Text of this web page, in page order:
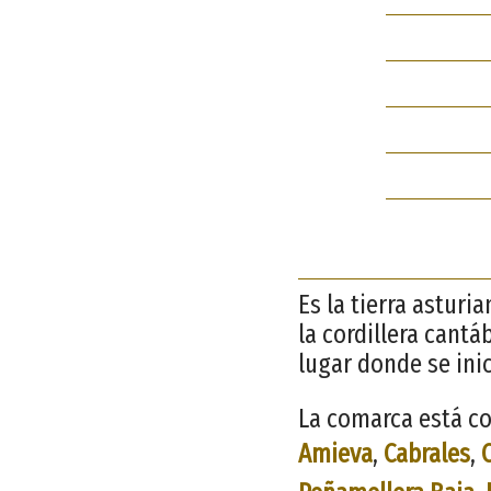
Es la tierra
la cordillera
lugar donde se
La comarca está
Amieva, Cabrales,